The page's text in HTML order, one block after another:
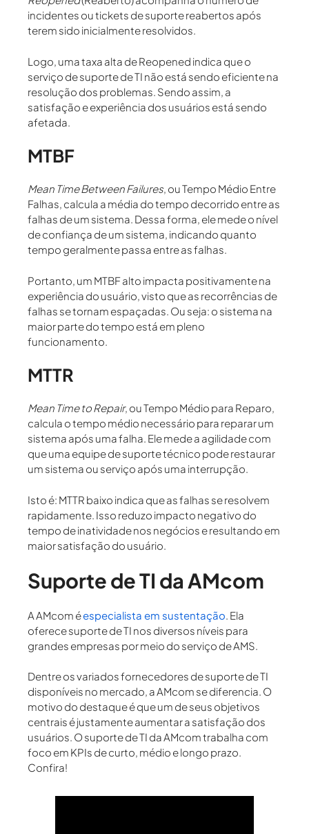
incidentes ou tickets de suporte reabertos após
terem sido inicialmente resolvidos.
Logo, uma taxa alta de Reopened indica que o
serviço de suporte de TI não está sendo eficiente na
resolução dos problemas. Sendo assim, a
satisfação e experiência dos usuários está sendo
afetada.
MTBF
Mean Time Between Failures, ou Tempo Médio Entre
Falhas, calcula a média do tempo decorrido entre as
falhas de um sistema. Dessa forma, ele mede o nível
de confiança de um sistema, indicando quanto
tempo geralmente passa entre as falhas.
Portanto, um MTBF alto impacta positivamente na
experiência do usuário, visto que as recorrências de
falhas se tornam espaçadas. Ou seja: o sistema na
maior parte do tempo está em pleno
funcionamento.
MTTR
Mean Time to Repair, ou Tempo Médio para Reparo,
calcula otempo médio necessário para reparar um
sistema após uma falha. Ele mede a agilidade com
que uma equipe de suporte técnico pode restaurar
um sistema ou serviço após uma interrupção.
Isto é: MTTR baixo indica que as falhas se resolvem
rapidamente. Isso reduzo impacto negativo do
tempo de inatividade nos negócios e resultando em
maior satisfação do usuário.
Suporte de TI da AMcom
A AMcom éespecialista em sustentação . Ela
oferece suporte de TI nos diversos níveis para
grandes empresas por meio do serviço deAMS.
Dentre os variados fornecedores de suporte de TI
disponíveis no mercado, a AMcom se diferencia. O
motivo do destaque é que um de seus objetivos
centrais é justamenteaumentar a satisfação dos
usuários. O suporte de TI da AMcom trabalha com
foco em KPIs de curto, médio e longo prazo.
Confira!